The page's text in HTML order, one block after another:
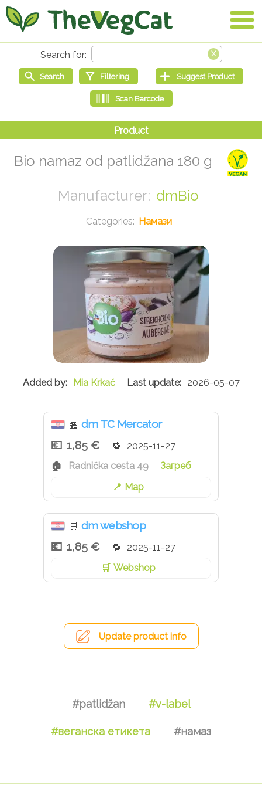
Bio namaz od patlidžana 180 g
dmBio
Намази
Mia Krkač 2026-05-07
🏪 dm TC Mercator
1,85 €
2025-11-27
Radnička cesta 49
Загреб
Map
🛒 dm webshop
1,85 €
2025-11-27
Webshop
Update product info
#patlidžan #v-label
#веганска етикета #намаз